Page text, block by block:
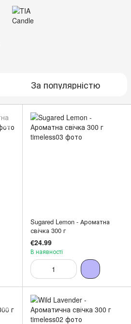
За популярністю
Sugared Lemon - Ароматна
свічка 300 г
€24.99
В наявності